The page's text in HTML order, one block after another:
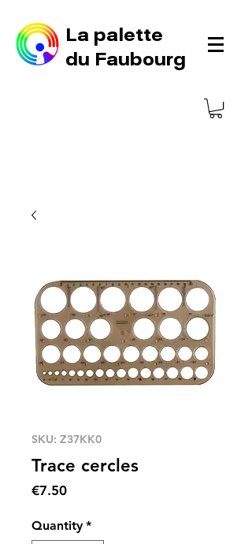
La palette
du Faubourg
SKU: Z37KK0
Trace cercles
€7.50Price
Quantity *